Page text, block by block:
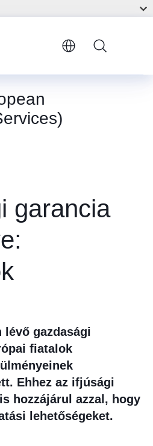
garancia
lévő gazdasági
fiatalok
Ehhez az ifjúsági
hozzájárul azzal, hogy
lehetőségeket.